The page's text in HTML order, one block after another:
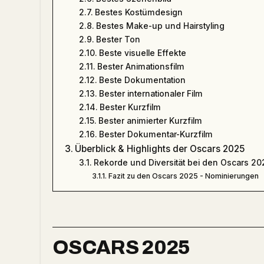
Bestes Kostümdesign
Bestes Make-up und Hairstyling
Bester Ton
Beste visuelle Effekte
Bester Animationsfilm
Beste Dokumentation
Bester internationaler Film
Bester Kurzfilm
Bester animierter Kurzfilm
Bester Dokumentar-Kurzfilm
Überblick & Highlights der Oscars 2025
Rekorde und Diversität bei den Oscars
Fazit zu den Oscars 2025 - Nominierungen
OSCARS 2025